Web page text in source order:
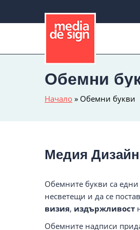
Начало » Обемни букви
Обемни
Медия
Обемните букви са
несветещи и да се
визия, издържливост
Обемните надписи